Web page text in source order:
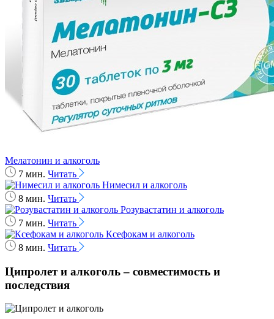
Мелатонин и алкоголь
7 мин. Читать
Нимесил и алкоголь
8 мин. Читать
Розувастатин и алкоголь
7 мин. Читать
Ксефокам и алкоголь
8 мин. Читать
Ципролет и алкоголь – совместимость и
последствия